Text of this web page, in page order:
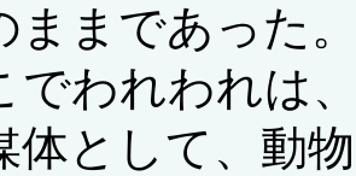
ままであった
でわれわれは
体として、動